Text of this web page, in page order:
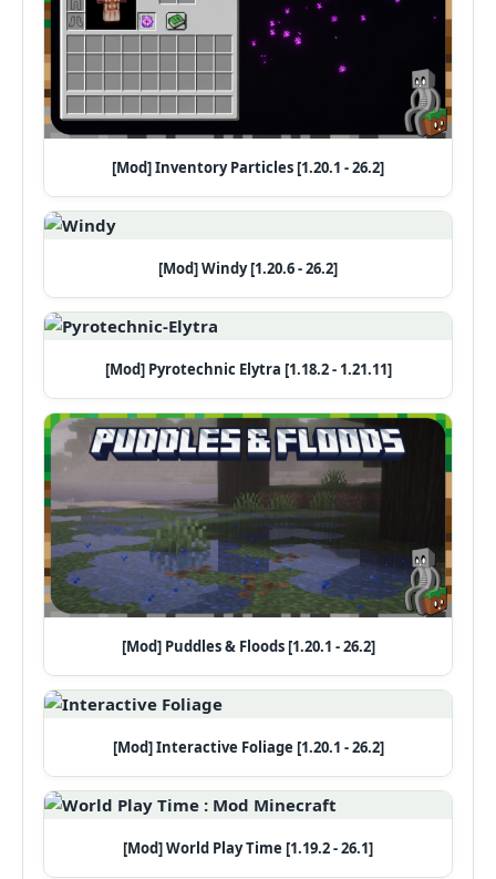
[Mod] Inventory Particles [1.20.1 - 26.2]
[Mod] Windy [1.20.6 - 26.2]
[Mod] Pyrotechnic Elytra [1.18.2 - 1.21.11]
[Mod] Puddles & Floods [1.20.1 - 26.2]
[Mod] Interactive Foliage [1.20.1 - 26.2]
[Mod] World Play Time [1.19.2 - 26.1]